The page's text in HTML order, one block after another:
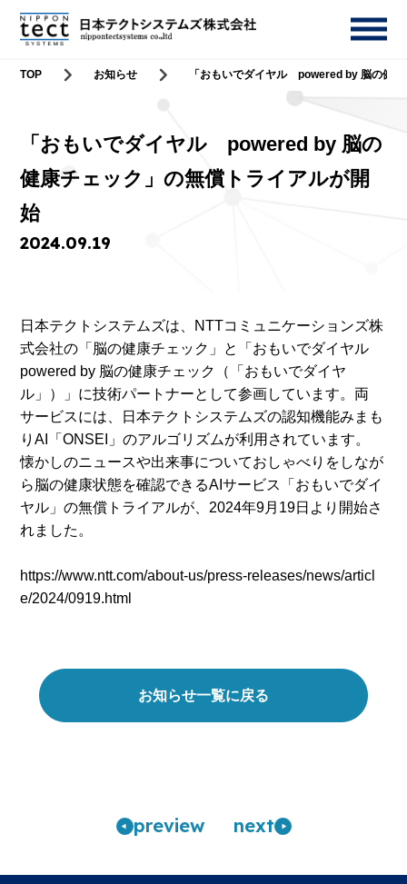
TOP お知らせ 「おもいでダイヤル powered by 脳の健
「おもいでダイヤル powered by 脳の
健康チェック」の無償トライアルが開
始
2024.09.19
日本テクトシステムズは、NTTコミュニケーションズ株
式会社の「脳の健康チェック」と「おもいでダイヤル
powered by 脳の健康チェック（「おもいでダイヤ
ル」）」に技術パートナーとして参画しています。両
サービスには、日本テクトシステムズの認知機能みまも
りAI「ONSEI」のアルゴリズムが利用されています。
懐かしのニュースや出来事についておしゃべりをしなが
ら脳の健康状態を確認できるAIサービス「おもいでダイ
ヤル」の無償トライアルが、2024年9月19日より開始さ
れました。
https://www.ntt.com/about-us/press-releases/news/articl
e/2024/0919.html
お知らせ一覧に戻る
preview next